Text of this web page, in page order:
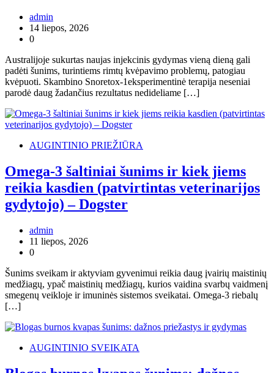
admin
14 liepos, 2026
0
Australijoje sukurtas naujas injekcinis gydymas vieną dieną gali
padėti šunims, turintiems rimtų kvėpavimo problemų, patogiau
kvėpuoti. Skambino Snoretox-1eksperimentinė terapija neseniai
parodė daug žadančius rezultatus nedideliame […]
AUGINTINIO PRIEŽIŪRA
Omega-3 šaltiniai šunims ir kiek jiems
reikia kasdien (patvirtintas veterinarijos
gydytojo) – Dogster
admin
11 liepos, 2026
0
Šunims sveikam ir aktyviam gyvenimui reikia daug įvairių maistinių
medžiagų, ypač maistinių medžiagų, kurios vaidina svarbų vaidmenį
smegenų veikloje ir imuninės sistemos sveikatai. Omega-3 riebalų
[…]
AUGINTINIO SVEIKATA